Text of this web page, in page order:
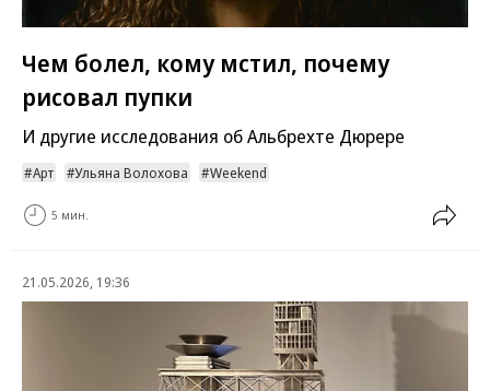
Чем болел, кому мстил, почему
рисовал пупки
И другие исследования об Альбрехте Дюрере
Арт Ульяна Волохова Weekend
5 мин.
21.05.2026, 19:36